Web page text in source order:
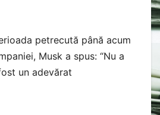
petrecută până acum
Musk a spus: “Nu a
un adevărat